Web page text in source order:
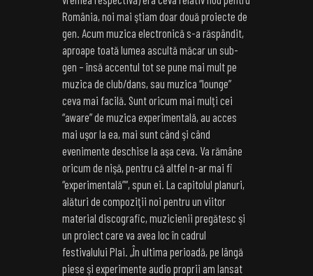
România, noi mai ştiam doar două proiecte de
gen. Acum muzica electronică s-a răspândit,
aproape toată lumea ascultă măcar un sub-
gen – însă accentul tot se pune mai mult pe
muzica de club/dans, sau muzica “lounge”
ceva mai facilă. Sunt oricum mai mulţi cei
“aware” de muzica experimentală, au acces
mai uşor la ea, mai sunt când şi când
evenimente deschise la aşa ceva. Va rămâne
oricum de nişă, pentru că altfel n-ar mai fi
“experimentală”“, spun ei. La capitolul planuri,
alături de compoziţii noi pentru un viitor
material discografic, muzicienii pregătesc şi
un proiect care va avea loc în cadrul
festivalului Plai. „În ultima perioadă, pe lângă
piese şi experimente audio proprii am lansat